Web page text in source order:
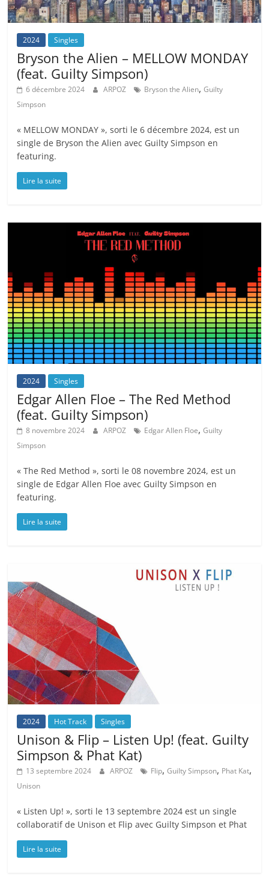
2024 Singles
Bryson the Alien – MELLOW MONDAY
(feat. Guilty Simpson)
6 décembre 2024 ARPOZ Bryson the Alien,Guilty
Simpson
« MELLOW MONDAY », sorti le 6 décembre 2024, est un
single de Bryson the Alien avec Guilty Simpson en
featuring.
Lire la suite
2024 Singles
Edgar Allen Floe – The Red Method
(feat. Guilty Simpson)
8 novembre 2024 ARPOZ Edgar Allen Floe,Guilty
Simpson
« The Red Method », sorti le 08 novembre 2024, est un
single de Edgar Allen Floe avec Guilty Simpson en
featuring.
Lire la suite
2024 Hot Track Singles
Unison & Flip – Listen Up! (feat. Guilty
Simpson & Phat Kat)
13 septembre 2024 ARPOZ Flip,Guilty Simpson, Phat Kat,
Unison
« Listen Up! », sorti le 13 septembre 2024 est un single
collaboratif de Unison et Flip avec Guilty Simpson et Phat
Lire la suite